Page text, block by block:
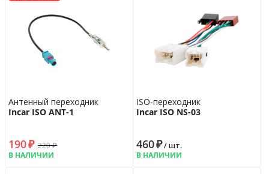
Антенный переходник
Incar ISO ANT-1
190₽ 220₽
В НАЛИЧИИ
ISO-переходник
Incar ISO NS-03
460₽/ шт.
В НАЛИЧИИ